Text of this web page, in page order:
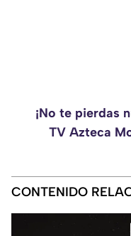
¡No te pierdas
TV Azteca
CONTENIDO